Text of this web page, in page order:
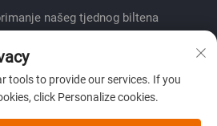
našeg tjednog biltena
tools to provide our services. If you
click Personalize cookies.